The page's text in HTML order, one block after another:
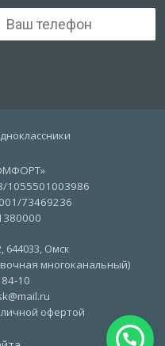
1055501003986
73469236
, 644033, Омск
многоканальный)
10
офертой